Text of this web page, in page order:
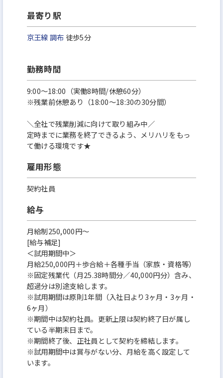
最寄り駅
京王線調布 徒歩5分
勤務時間
9:00～18:00（実働8時間/休憩60分）
※残業前休憩あり（18:00～18:30の30分間）
＼全社で残業削減に向けて取り組み中／
定時までに業務を終了できるよう、メリハリをもっ
て働ける環境です★
雇用形態
契約社員
給与
月給制250,000円～
[給与補足]
＜試用期間中＞
月給250,000円＋歩合給＋各種手当（家族・資格等）
※固定残業代（月25.38時間分／40,000円分）含み、
超過分は別途支給します。
※試用期間は原則1年間（入社日より3ヶ月・3ヶ月・
6ヶ月）
※期間中は契約社員。更新上限は契約終了日が属し
ている半期末日まで。
※期間終了後、正社員として契約を締結します。
※試用期間中は賞与がない分、月給を高く設定して
います。